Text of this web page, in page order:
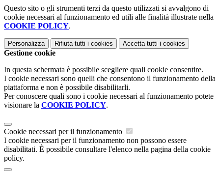
Questo sito o gli strumenti terzi da questo utilizzati si avvalgono di
cookie necessari al funzionamento ed utili alle finalità illustrate nella
COOKIE POLICY.
Personalizza Rifiuta tutti i cookies Accetta tutti i cookies
Gestione cookie
In questa schermata è possibile scegliere quali cookie consentire.
I cookie necessari sono quelli che consentono il funzionamento della
piattaforma e non è possibile disabilitarli.
Per conoscere quali sono i cookie necessari al funzionamento potete
visionare la COOKIE POLICY.
Cookie necessari per il funzionamento
I cookie necessari per il funzionamento non possono essere
disabilitati. È possibile consultare l'elenco nella pagina della cookie
policy.